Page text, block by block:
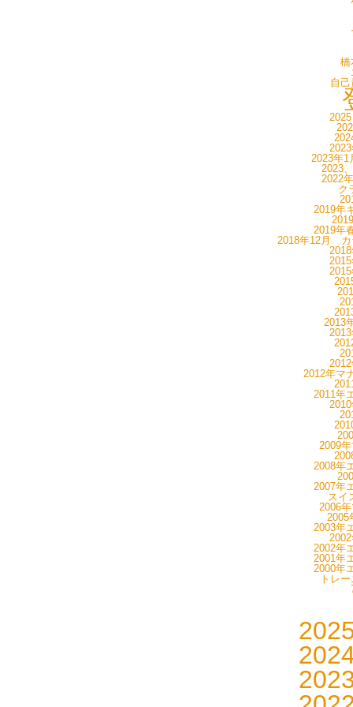
橋
自
2023年1
2023
2022
ク
2019年
2019年
2018年12月 カ
2013
2012年マ
2011年
2009
2008年
2007年
スイ
2006
2005
2003年
2002年
2001年
2000年
トレ